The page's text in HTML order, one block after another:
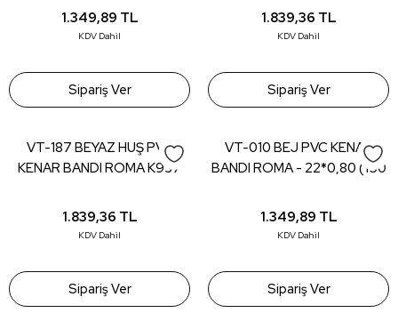
(150 mt)
1.349,89 TL
KDV Dahil
Sipariş Ver
1.839,36 TL
KDV Dahil
Sipariş Ver
VT-187 BEYAZ HUŞ PVC
KENAR BANDI ROMA K937
1.839,36 TL
KDV Dahil
Sipariş Ver
VT-010 BEJ PVC KENAR
BANDI ROMA - 22*0,80 (150
1.349,89 TL
KDV Dahil
Sipariş Ver